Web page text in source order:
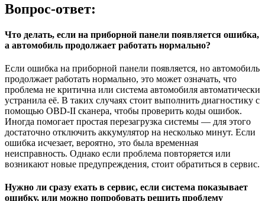
Вопрос-ответ:
Что делать, если на приборной панели появляется ошибка,
а автомобиль продолжает работать нормально?
Если ошибка на приборной панели появляется, но автомобиль
продолжает работать нормально, это может означать, что
проблема не критична или система автомобиля автоматически
устранила её. В таких случаях стоит выполнить диагностику с
помощью OBD-II сканера, чтобы проверить коды ошибок.
Иногда помогает простая перезагрузка системы — для этого
достаточно отключить аккумулятор на несколько минут. Если
ошибка исчезает, вероятно, это была временная
неисправность. Однако если проблема повторяется или
возникают новые предупреждения, стоит обратиться в сервис.
Нужно ли сразу ехать в сервис, если система показывает
ошибку, или можно попробовать решить проблему